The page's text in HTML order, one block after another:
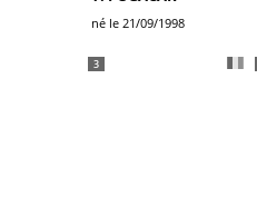
né le 21/09/1998
3